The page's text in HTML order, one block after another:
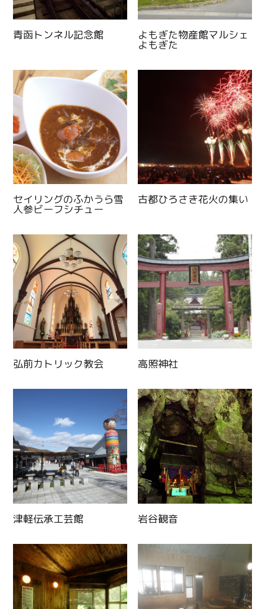
青函トンネル記念館 よもぎた物産館マルシェ
よもぎた
セイリングのふかうら雪
人参ビーフシチュー
古都ひろさき花火の集い
弘前カトリック教会 高照神社
津軽伝承工芸館 岩谷観音